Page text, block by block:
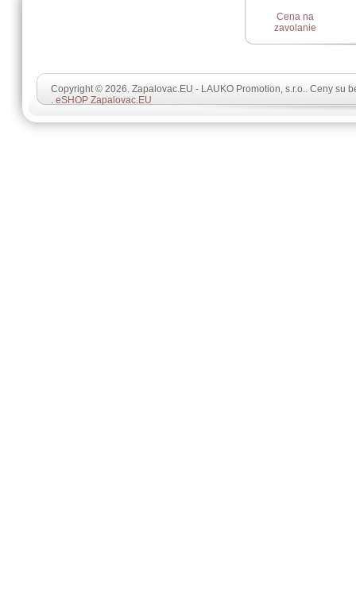
Cena na
zavolanie
Copyright © 2026. Zapalovac.EU - LAUKO Promotion, s.r.o.. Ceny su
. eSHOP Zapalovac.EU